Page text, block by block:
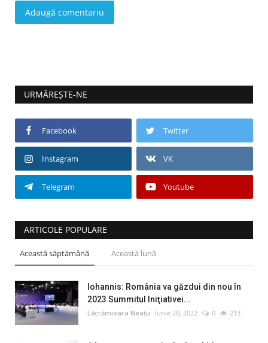
Adaugă comentariu
URMĂREȘTE-NE
Facebook Twitter
Instagram VK
Telegram Youtube
ARTICOLE POPULARE
Această săptămână Această lună
Iohannis: România va găzdui din nou în
2023 Summitul Iniţiativei...
Lăcrămioara Neațu Iunie 20, 2022 0 213